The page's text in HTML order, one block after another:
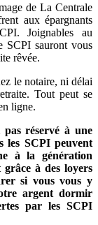
de La Centrale
aux épargnants
Joignables au
SCPI sauront vous
rêvée.
le notaire, ni délai
Tout peut se
ligne.
réservé à une
les SCPI peuvent
à la génération
à des loyers
si vous vous y
argent dormir
par les SCPI